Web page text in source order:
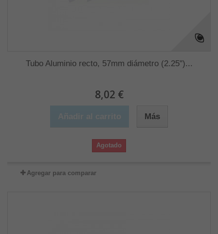
Tubo Aluminio recto, 57mm diámetro (2.25")...
8,02 €
Más
Agotado
Agregar para comparar